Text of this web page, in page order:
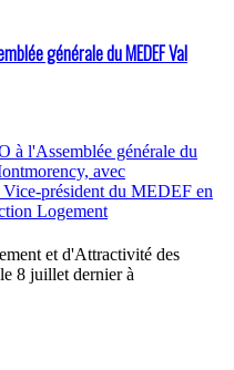
générale du MEDEF Val
et d'Attractivité des
8 juillet dernier à